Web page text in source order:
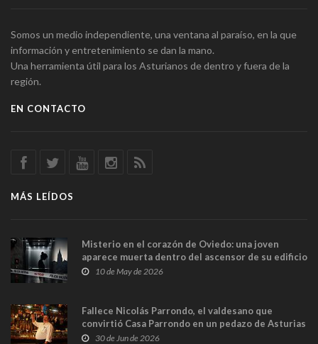
Somos un medio independiente, una ventana al paraíso, en la que
información y entretenimiento se dan la mano.
Una herramienta útil para los Asturianos de dentro y fuera de la
región.
EN CONTACTO
MÁS LEÍDOS
Misterio en el corazón de Oviedo: una joven
aparece muerta dentro del ascensor de su edificio
y las cámaras captan sus últimos minutos
10 de May de 2026
Fallece Nicolás Parrondo, el valdesano que
convirtió Casa Parrondo en un pedazo de Asturias
en Madrid
30 de Jun de 2026